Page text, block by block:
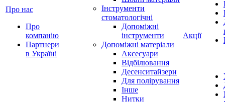
Про нас
Про
компанію
Партнери
в Україні
Інструменти
стоматологічні
Допоміжні
інструменти
Допоміжні матеріали
Аксесуари
Відбілювання
Десенситайзери
Для полірування
Інше
Нитки
Акції